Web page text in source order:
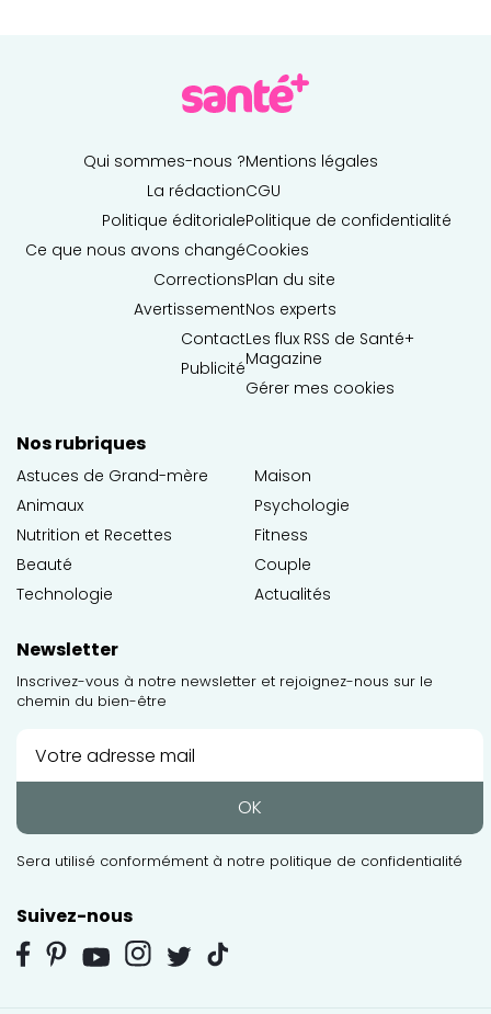
Qui sommes-nous ?
La rédaction
Politique éditoriale
Ce que nous avons changé
Corrections
Avertissement
Contact
Publicité
Mentions légales
CGU
Politique de confidentialité
Cookies
Plan du site
Nos experts
Les flux RSS de Santé+
Magazine
Gérer mes cookies
Nos rubriques
Astuces de Grand-mère
Animaux
Nutrition et Recettes
Beauté
Technologie
Maison
Psychologie
Fitness
Couple
Actualités
Newsletter
Inscrivez-vous à notre newsletter et rejoignez-nous sur le
chemin du bien-être
OK
Sera utilisé conformément à notre politique de confidentialité
Suivez-nous